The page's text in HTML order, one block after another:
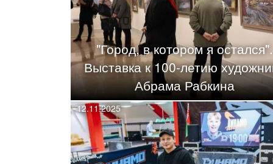
"Город, в котором я остался".
Выставка к 100-летию
Абрама Рабкина
12.11.2025